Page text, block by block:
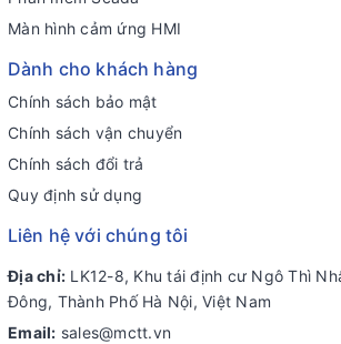
Màn hình cảm ứng HMI
Dành cho khách hàng
Chính sách bảo mật
Chính sách vận chuyển
Chính sách đổi trả
Quy định sử dụng
Liên hệ với chúng tôi
Địa chỉ: LK12-8, Khu tái định cư Ngô Thì
Đông, Thành Phố Hà Nội, Việt Nam
Email: sales@mctt.vn